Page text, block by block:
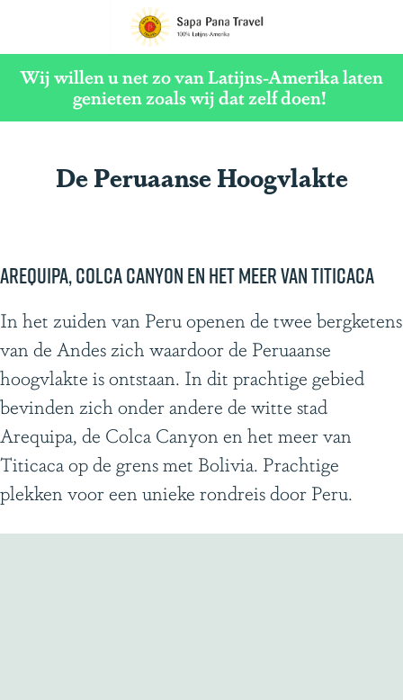
G
n
a
r
o
e
p
a
g
e
Wij willen u net zo van Latijns-Amerika laten
genieten zoals wij dat zelf doen!
De Peruaanse Hoogvlakte
Arequipa, Colca Canyon en het meer van Titicaca
In het zuiden van Peru openen de twee bergketens
van de Andes zich waardoor de Peruaanse
hoogvlakte is ontstaan. In dit prachtige gebied
bevinden zich onder andere de witte stad
Arequipa, de Colca Canyon en het meer van
Titicaca op de grens met Bolivia. Prachtige
plekken voor een unieke rondreis door Peru.